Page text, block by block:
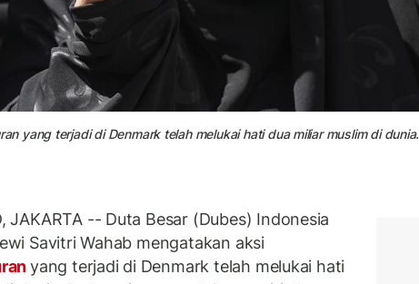
yang terjadi di Denmark telah melukai hati dua miliar muslim di dunia.
JAKARTA -- Duta Besar (Dubes) Indonesia
Savitri Wahab mengatakan aksi
yang terjadi di Denmark telah melukai hati